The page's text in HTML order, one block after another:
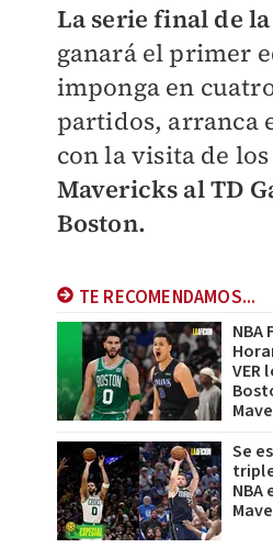
La serie final de
ganará el primer
imponga en
partidos, arranca
con la visita de los
Mavericks al TD
Boston.
TE RECOMENDAMOS...
NBA
Se